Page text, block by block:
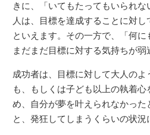
きに、「いてもたってもいられ
人は、目標を達成することに対
といえます。その一方で、「何に
まだまだ目標に対する気持ちが弱
成功者は、目標に対して大人の
も、もしくは子ども以上の執着
め、自分が夢を叶えられなかった
と、発狂してしまうくらいの状況